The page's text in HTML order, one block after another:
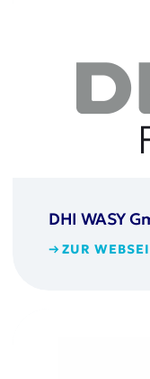
DHI WASY
ZUR